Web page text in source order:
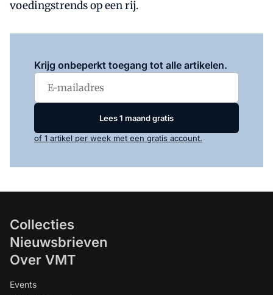
voedingstrends op een rij.
Krijg onbeperkt toegang tot alle artikelen.
Lees 1 maand gratis
of 1 artikel per week met een gratis account.
Collecties
Nieuwsbrieven
Over VMT
Events